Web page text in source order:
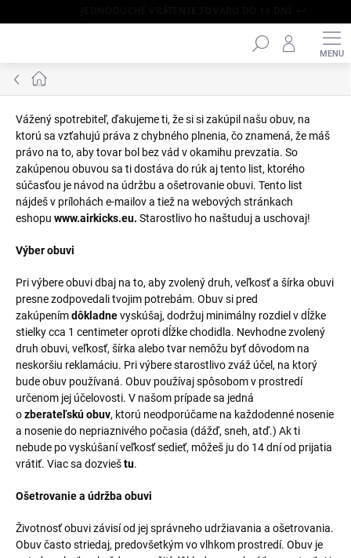
Domov
Vážený spotrebiteľ, ďakujeme ti, že si si zakúpil našu obuv, na
ktorú sa vzťahujú práva z chybného plnenia, čo znamená, že máš
právo na to, aby tovar bol bez vád v okamihu prevzatia. So
zakúpenou obuvou sa ti dostáva do rúk aj tento list, ktorého
súčasťou je návod na údržbu a ošetrovanie obuvi. Tento list
nájdeš v prílohách e-mailov a tiež na webových stránkach
eshopu www.airkicks.eu. Starostlivo ho naštuduj a uschovaj!
Výber obuvi
Pri výbere obuvi dbaj na to, aby zvolený druh, veľkosť a šírka obuvi
presne zodpovedali tvojim potrebám. Obuv si pred
zakúpenímdôkladnevyskúšaj, dodržuj minimálny rozdiel v dĺžke
stielky cca 1 centimeter oproti dĺžke chodidla. Nevhodne zvolený
druh obuvi, veľkosť, šírka alebo tvar nemôžu byť dôvodom na
neskoršiu reklamáciu. Pri výbere starostlivo zváž účel, na ktorý
bude obuv používaná. Obuv používaj spôsobom v prostredí
určenom jej účelovosti. V našom prípade sa jedná
ozberateľskúobuv, ktorú neodporúčame na každodenné nosenie
a nosenie do nepriaznivého počasia (dážď, sneh, atď.) Ak ti
nebude po vyskúšaní veľkosť sedieť, môžeš ju do 14 dní od prijatia
vrátiť. Viac sa dozvieštu.
Ošetrovanie a údržba obuvi
Životnosť obuvi závisí od jej správneho udržiavania a ošetrovania.
Obuv často striedaj, predovšetkým vo vlhkom prostredí. Obuv je